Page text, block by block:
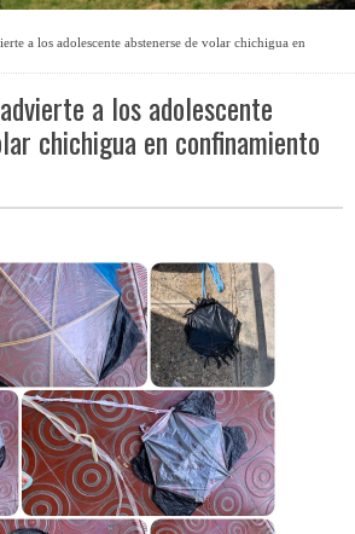
a los adolescente abstenerse de volar chichigua en
a los adolescente
chichigua en confinamiento